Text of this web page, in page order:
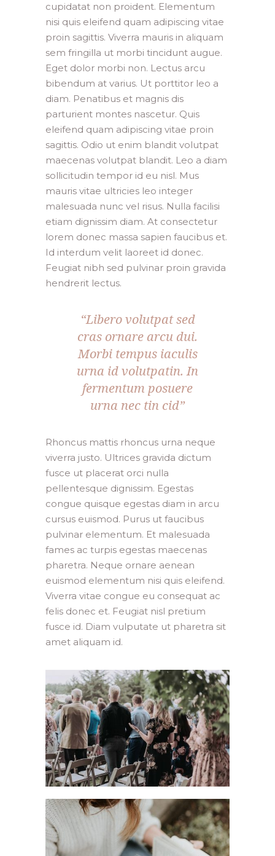
cupidatat non proident. Elementum
nisi quis eleifend quam adipiscing vitae
proin sagittis. Viverra mauris in aliquam
sem fringilla ut morbi tincidunt augue.
Eget dolor morbi non. Lectus arcu
bibendum at varius. Ut porttitor leo a
diam. Penatibus et magnis dis
parturient montes nascetur. Quis
eleifend quam adipiscing vitae proin
sagittis. Odio ut enim blandit volutpat
maecenas volutpat blandit. Leo a diam
sollicitudin tempor id eu nisl. Mus
mauris vitae ultricies leo integer
malesuada nunc vel risus. Nulla facilisi
etiam dignissim diam. At consectetur
lorem donec massa sapien faucibus et.
Id interdum velit laoreet id donec.
Feugiat nibh sed pulvinar proin gravida
hendrerit lectus.
“Libero volutpat sed
cras ornare arcu dui.
Morbi tempus iaculis
urna id volutpatin. In
fermentum posuere
urna nec tin cid”
Rhoncus mattis rhoncus urna neque
viverra justo. Ultrices gravida dictum
fusce ut placerat orci nulla
pellentesque dignissim. Egestas
congue quisque egestas diam in arcu
cursus euismod. Purus ut faucibus
pulvinar elementum. Et malesuada
fames ac turpis egestas maecenas
pharetra. Neque ornare aenean
euismod elementum nisi quis eleifend.
Viverra vitae congue eu consequat ac
felis donec et. Feugiat nisl pretium
fusce id. Diam vulputate ut pharetra sit
amet aliquam id.